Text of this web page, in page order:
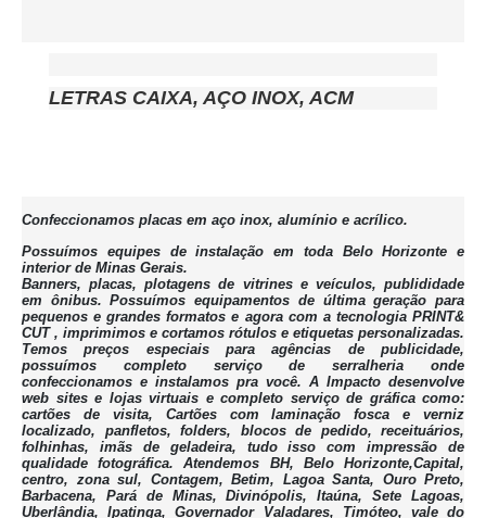
LETRAS CAIXA, AÇO INOX, ACM
Confeccionamos placas em aço inox, alumínio e acrílico.
Possuímos equipes de instalação em toda Belo Horizonte e
interior de Minas Gerais.
Banners, placas, plotagens de vitrines e veículos, publididade
em ônibus. Possuímos equipamentos de última geração para
pequenos e grandes formatos e agora com a tecnologia PRINT&
CUT , imprimimos e cortamos rótulos e etiquetas personalizadas.
Temos preços especiais para agências de publicidade,
possuímos completo serviço de serralheria onde
confeccionamos e instalamos pra você. A Impacto desenvolve
web sites e lojas virtuais e completo serviço de gráfica como:
cartões de visita, Cartões com laminação fosca e verniz
localizado, panfletos, folders, blocos de pedido, receituários,
folhinhas, imãs de geladeira, tudo isso com impressão de
qualidade fotográfica. Atendemos BH, Belo Horizonte,Capital,
centro, zona sul, Contagem, Betim, Lagoa Santa, Ouro Preto,
Barbacena, Pará de Minas, Divinópolis, Itaúna, Sete Lagoas,
Uberlândia, Ipatinga, Governador Valadares, Timóteo, vale do